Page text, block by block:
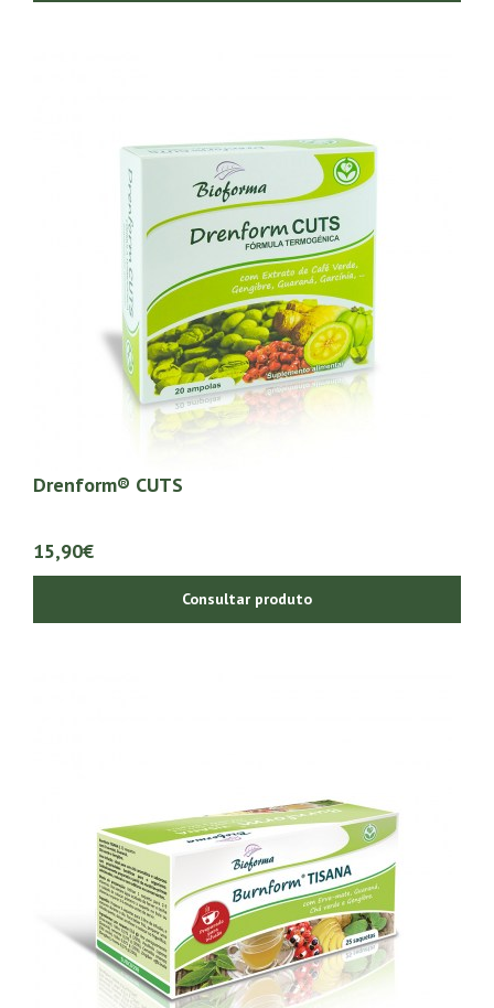
Drenform® CUTS
15,90€
Consultar produto